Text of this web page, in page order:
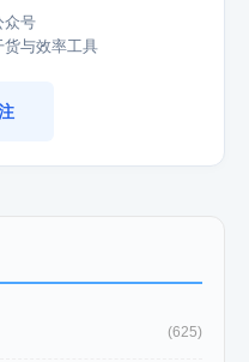
众号
与效率工具
(625)